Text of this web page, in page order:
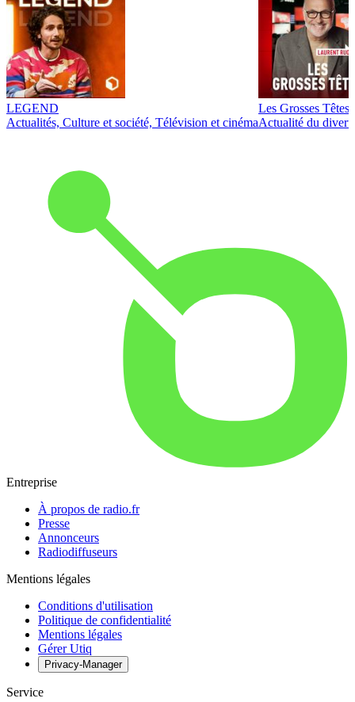
LEGEND
Actualités, Culture et société, Télévision et cinéma
Les Grosses Têtes
Actualité du
Entreprise
À propos de radio.fr
Presse
Annonceurs
Radiodiffuseurs
Mentions légales
Conditions d'utilisation
Politique de confidentialité
Mentions légales
Gérer Utiq
Privacy-Manager
Service